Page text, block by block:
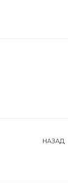
НАЗАД